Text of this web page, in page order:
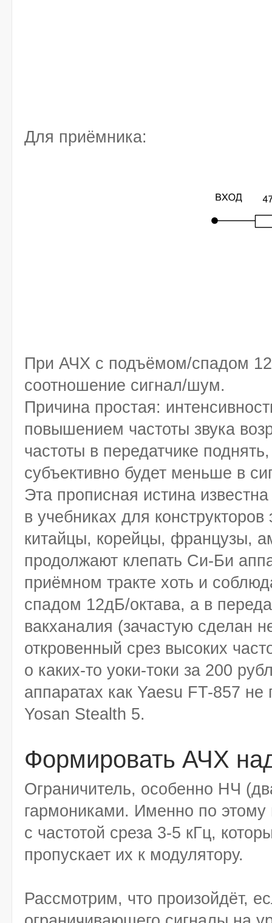
Для приёмника:
При АЧХ с подъёмом/спадом
соотношение сигнал/шум.
Причина простая:
повышением частоты звука
частоты в передатчике
субъективно будет меньше в
Эта прописная истина
в учебниках для
китайцы, корейцы, французы,
продолжают клепать Си-Би
приёмном тракте хоть и
спадом 12дБ/октава, а в
вакханалия (зачастую сделан
откровенный срез высоких
о каких-то уоки-токи за 200
аппаратах как Yaesu FT-857
Yosan Stealth 5.
Формировать АЧХ
Ограничитель, особенно НЧ
гармониками. Именно по
с частотой среза 3-5 кГц,
пропускает их к модулятору.
Рассмотрим, что произойдёт,